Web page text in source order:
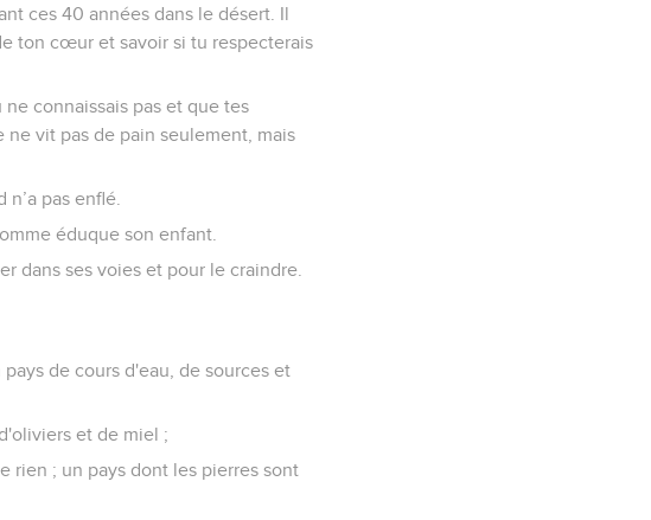
ces 40 années dans le désert. Il
ton cœur et savoir si tu respecterais
connaissais pas et que tes
vit pas de pain seulement, mais
pas enflé.
éduque son enfant.
dans ses voies et pour le craindre.
de cours d'eau, de sources et
et de miel ;
rien ; un pays dont les pierres sont